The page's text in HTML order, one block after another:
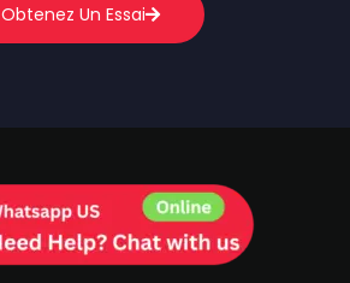
Obtenez Un Essai